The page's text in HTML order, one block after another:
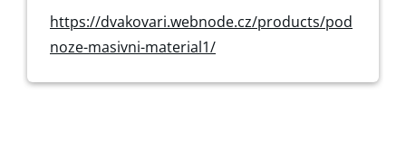
https://dvakovari.webnode.cz/products/pod
noze-masivni-material1/